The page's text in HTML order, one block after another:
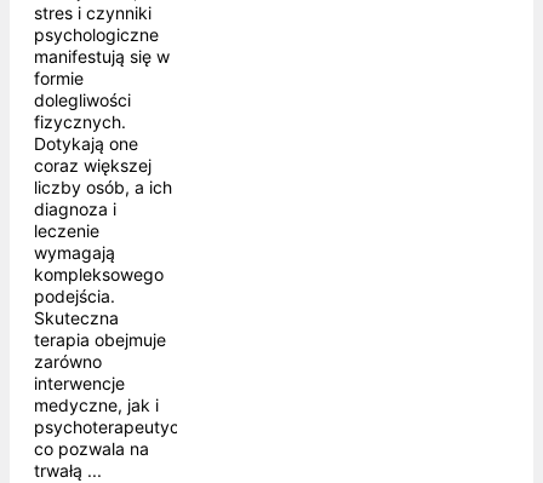
stres i czynniki
psychologiczne
manifestują się w
formie
dolegliwości
fizycznych.
Dotykają one
coraz większej
liczby osób, a ich
diagnoza i
leczenie
wymagają
kompleksowego
podejścia.
Skuteczna
terapia obejmuje
zarówno
interwencje
medyczne, jak i
psychoterapeutyczne,
co pozwala na
trwałą ...